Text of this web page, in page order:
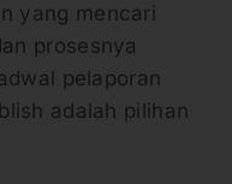
yang mencari
prosesnya
pelaporan
adalah pilihan